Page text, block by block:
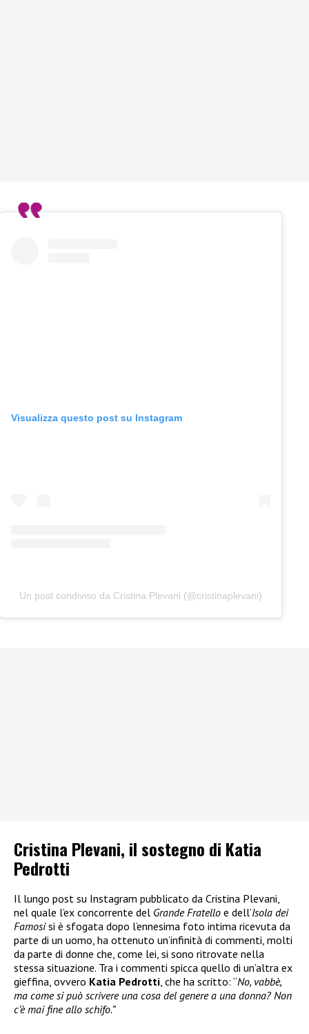
Visualizza questo post su Instagram
Un post condiviso da Cristina Plevani (@cristinaplevani)
Cristina Plevani, il sostegno di Katia
Pedrotti
Il lungo post su Instagram pubblicato da Cristina Plevani,
nel quale l’ex concorrente del Grande Fratello e dell’Isola dei
Famosisi è sfogata dopo l’ennesima foto intima ricevuta da
parte di un uomo, ha ottenuto un’infinità di commenti, molti
da parte di donne che, come lei, si sono ritrovate nella
stessa situazione. Tra i commenti spicca quello di un’altra ex
gieffina, ovvero Katia Pedrotti, che ha scritto: “No, vabbè,
ma come si può scrivere una cosa del genere a una donna? Non
c’è mai fine allo schifo.”